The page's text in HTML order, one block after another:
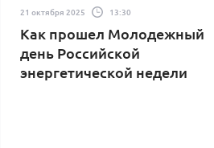
21 октября 2025 13:30
Как прошел Молодежный
день Российской
энергетической недели